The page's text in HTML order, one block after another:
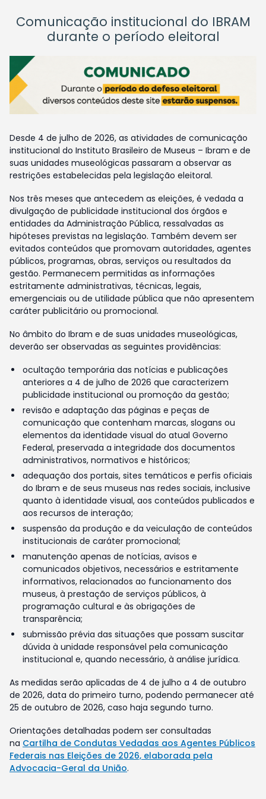
Comunicação institucional do IBRAM
durante o período eleitoral
Desde 4 de julho de 2026, as atividades de comunicação
institucional do Instituto Brasileiro de Museus – Ibram e de
suas unidades museológicas passaram a observar as
restrições estabelecidas pela legislação eleitoral.
Nos três meses que antecedem as eleições, é vedada a
divulgação de publicidade institucional dos órgãos e
entidades da Administração Pública, ressalvadas as
hipóteses previstas na legislação. Também devem ser
evitados conteúdos que promovam autoridades, agentes
públicos, programas, obras, serviços ou resultados da
gestão. Permanecem permitidas as informações
estritamente administrativas, técnicas, legais,
emergenciais ou de utilidade pública que não apresentem
caráter publicitário ou promocional.
No âmbito do Ibram e de suas unidades museológicas,
deverão ser observadas as seguintes providências:
ocultação temporária das notícias e publicações
anteriores a 4 de julho de 2026 que caracterizem
publicidade institucional ou promoção da gestão;
revisão e adaptação das páginas e peças de
comunicação que contenham marcas, slogans ou
elementos da identidade visual do atual Governo
Federal, preservada a integridade dos documentos
administrativos, normativos e históricos;
adequação dos portais, sites temáticos e perfis oficiais
do Ibram e de seus museus nas redes sociais, inclusive
quanto à identidade visual, aos conteúdos publicados e
aos recursos de interação;
suspensão da produção e da veiculação de conteúdos
institucionais de caráter promocional;
manutenção apenas de notícias, avisos e
comunicados objetivos, necessários e estritamente
informativos, relacionados ao funcionamento dos
museus, à prestação de serviços públicos, à
programação cultural e às obrigações de
transparência;
submissão prévia das situações que possam suscitar
dúvida à unidade responsável pela comunicação
institucional e, quando necessário, à análise jurídica.
As medidas serão aplicadas de 4 de julho a 4 de outubro
de 2026, data do primeiro turno, podendo permanecer até
25 de outubro de 2026, caso haja segundo turno.
Orientações detalhadas podem ser consultadas
na Cartilha de Condutas Vedadas aos Agentes Públicos
Federais nas Eleições de 2026, elaborada pela
Advocacia-Geral da União.